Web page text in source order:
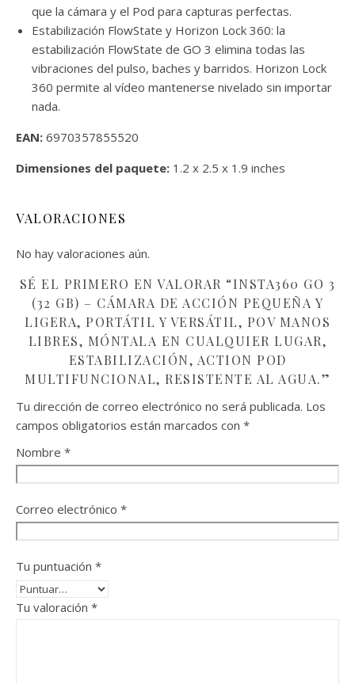
que la cámara y el Pod para capturas perfectas.
Estabilización FlowState y Horizon Lock 360: la
estabilización FlowState de GO 3 elimina todas las
vibraciones del pulso, baches y barridos. Horizon Lock
360 permite al vídeo mantenerse nivelado sin importar
nada.
EAN: 6970357855520
Dimensiones del paquete: 1.2 x 2.5 x 1.9 inches
VALORACIONES
No hay valoraciones aún.
SÉ EL PRIMERO EN VALORAR “INSTA360 GO 3
(32 GB) – CÁMARA DE ACCIÓN PEQUEÑA Y
LIGERA, PORTÁTIL Y VERSÁTIL, POV MANOS
LIBRES, MÓNTALA EN CUALQUIER LUGAR,
ESTABILIZACIÓN, ACTION POD
MULTIFUNCIONAL, RESISTENTE AL AGUA.”
Tu dirección de correo electrónico no será publicada. Los
campos obligatorios están marcados con *
Nombre *
Correo electrónico *
Tu puntuación *
Tu valoración *